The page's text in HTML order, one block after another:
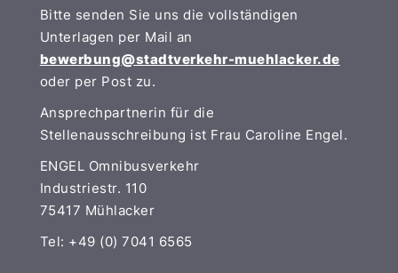
Bitte senden Sie uns die vollständigen
Unterlagen per Mail an
bewerbung@stadtverkehr-muehlacker.de
oder per Post zu.
Ansprechpartnerin für die
Stellenausschreibung ist Frau Caroline Engel.
ENGEL Omnibusverkehr
Industriestr. 110
75417 Mühlacker
Tel: +49 (0) 7041 6565